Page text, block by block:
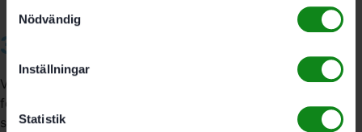
Nödvändig
Inställningar
Statistik
3A Byggdelen
Vi är återförsäljare av elverktyg, tillbehör, infästning och
förbrukningsmaterial. Vi har en fysisk butik och
serviceverkstad i Stockholm samt en e-handel för hela